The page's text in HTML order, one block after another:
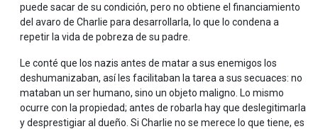
puede sacar de su condición, pero no obtiene el financiamiento
del avaro de Charlie para desarrollarla, lo que lo condena a
repetir la vida de pobreza de su padre.
Le conté que los nazis antes de matar a sus enemigos los
deshumanizaban, así les facilitaban la tarea a sus secuaces: no
mataban un ser humano, sino un objeto maligno. Lo mismo
ocurre con la propiedad; antes de robarla hay que deslegitimarla
y desprestigiar al dueño. Si Charlie no se merece lo que tiene, es